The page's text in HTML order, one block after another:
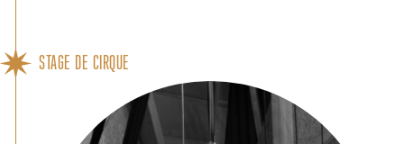
STAGE DE CIRQUE